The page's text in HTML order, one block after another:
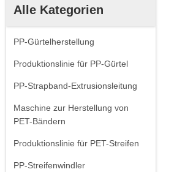
Alle Kategorien
PP-Gürtelherstellung
Produktionslinie für PP-Gürtel
PP-Strapband-Extrusionsleitung
Maschine zur Herstellung von
PET-Bändern
Produktionslinie für PET-Streifen
PP-Streifenwindler